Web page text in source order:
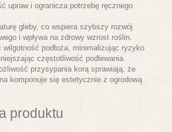
upraw i ogranicza potrzebę ręcznego
gleby, co wspiera szybszy rozwój
i wpływa na zdrowy wzrost roślin.
wilgotność podłoża, minimalizując ryzyko
częstotliwość podlewania.
przysypania korą sprawiają, że
komponuje się estetycznie z ogrodową
produktu